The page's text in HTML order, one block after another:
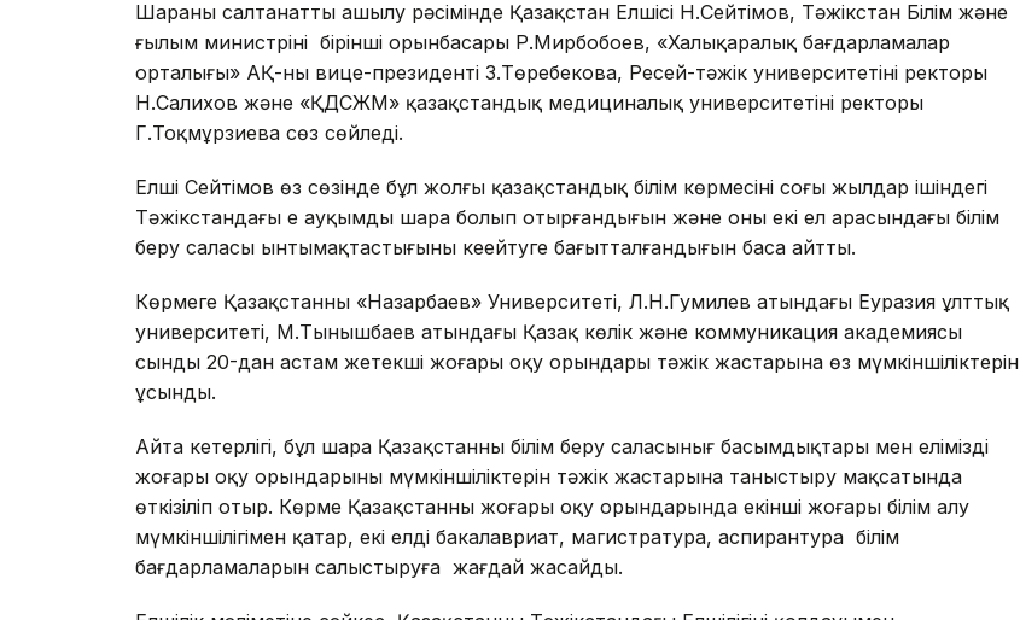
Шараның салтанатты ашылу рәсімінде Қазақстан Елшісі Н.Сейтімов, Тәжікстан Білім және
ғылым министрінің бірінші орынбасары Р.Мирбобоев, «Халықаралық бағдарламалар
орталығы» АҚ-ның вице-президенті З.Төребекова, Ресей-тәжік университетінің ректоры
Н.Салихов және «ҚДСЖМ» қазақстандық медициналық университетінің ректоры
Г.Тоқмұрзиева сөз сөйледі.
Елші Сейтімов өз сөзінде бұл жолғы қазақстандық білім көрмесінің соңғы жылдар ішіндегі
Тәжікстандағы ең ауқымды шара болып отырғандығын және оның екі ел арасындағы білім
беру саласы ынтымақтастығының кеңейтуге бағытталғандығын баса айтты.
Көрмеге Қазақстанның «Назарбаев» Университеті, Л.Н.Гумилев атындағы Еуразия ұлттық
университеті, М.Тынышбаев атындағы Қазақ көлік және коммуникация академиясы
сынды 20-дан астам жетекші жоғары оқу орындары тәжік жастарына өз мүмкіншіліктерін
ұсынды.
Айта кетерлігі, бұл шара Қазақстанның білім беру саласынығ басымдықтары мен еліміздің
жоғары оқу орындарының мүмкіншіліктерін тәжік жастарына таныстыру мақсатында
өткізіліп отыр. Көрме Қазақстанның жоғары оқу орындарында екінші жоғары білім алу
мүмкіншілігімен қатар, екі елдің бакалавриат, магистратура, аспирантура білім
бағдарламаларын салыстыруға жағдай жасайды.